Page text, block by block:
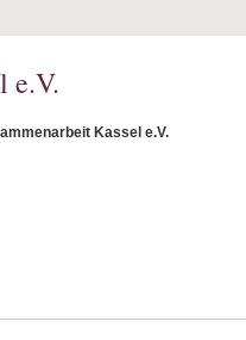
e.V.
Kassel e.V.